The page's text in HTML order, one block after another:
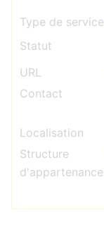
Type de service
Statut
URL
Contact
Localisation
Structure
d'appartenance